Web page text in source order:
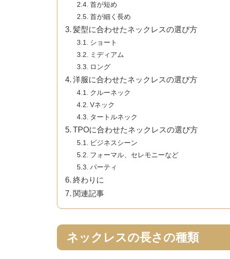
首が短め
首が細く長め
髪型に合わせたネックレスの選び方
ショート
ミディアム
ロング
洋服に合わせたネックレスの選び方
クルーネック
Vネック
タートルネック
TPOに合わせたネックレスの選び方
ビジネスシーン
フォーマル、セレモニーなど
パーティ
終わりに
関連記事
ネックレスの長さの種類